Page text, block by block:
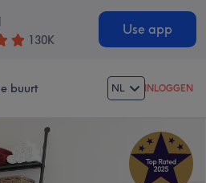
130K
Use app
buurt NL INLOGGEN